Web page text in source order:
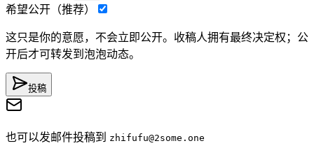
希望公开（推荐）
这只是你的意愿，不会立即公开。收稿人拥有最终决定权；公
开后才可转发到泡泡动态。
投稿
也可以发邮件投稿到 zhifufu@2some.one